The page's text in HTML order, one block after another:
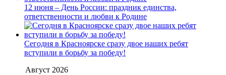
12 июня – День России: праздник единства,
ответственности и любви к Родине
Сегодня в Красноярске сразу двое наших ребят
вступили в борьбу за победу!
Август 2026